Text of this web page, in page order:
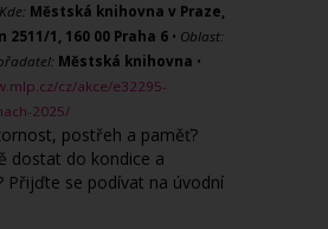
Kde: Městská knihovna v Praze,
1, 160 00 Praha 6 • Oblast:
Městská knihovna •
cz/akce/e32295-
2025/
postřeh a paměť?
dostat do kondice a
Přijďte se podívat na úvodní